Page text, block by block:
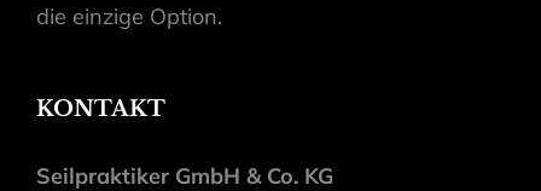
die einzige Option.
KONTAKT
Seilpraktiker GmbH & Co. KG